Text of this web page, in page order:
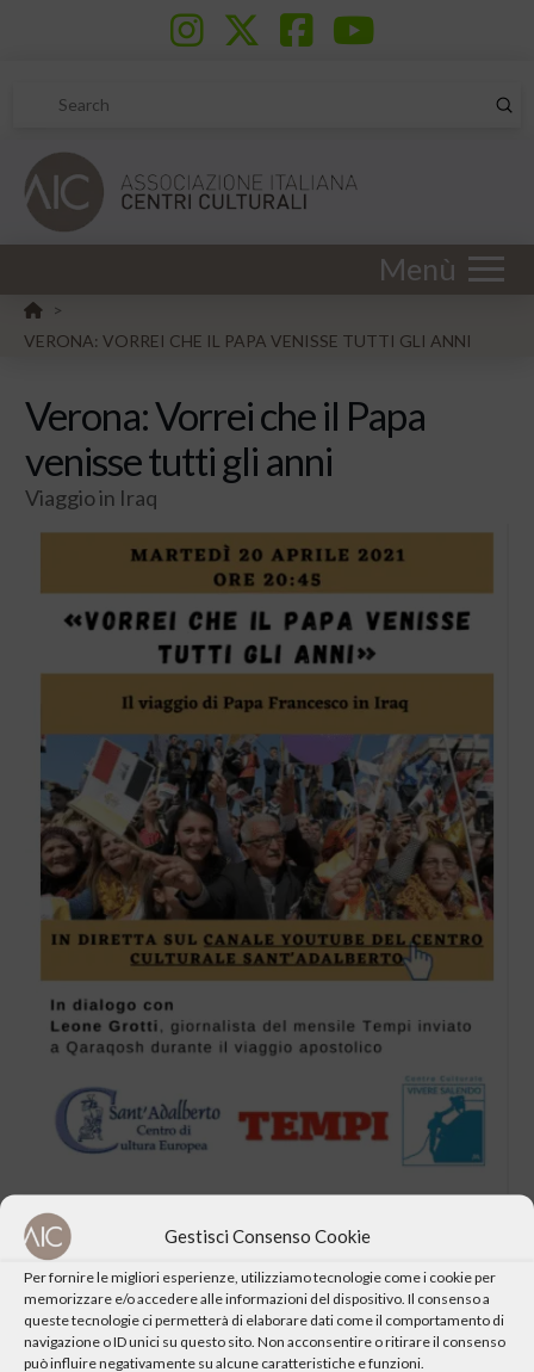
Gestisci Consenso Cookie
Per fornire le migliori esperienze, utilizziamo tecnologie come i cookie per
memorizzare e/o accedere alle informazioni del dispositivo. Il consenso a
queste tecnologie ci permetterà di elaborare dati come il comportamento di
navigazione o ID unici su questo sito. Non acconsentire o ritirare il consenso
può influire negativamente su alcune caratteristiche e funzioni.
Search
Menù
HOME
>
VERONA: VORREI CHE IL PAPA VENISSE TUTTI GLI ANNI
Verona: Vorrei che il Papa
venisse tutti gli anni
Viaggio in Iraq
CONDIVIDI QUESTO EVENTO